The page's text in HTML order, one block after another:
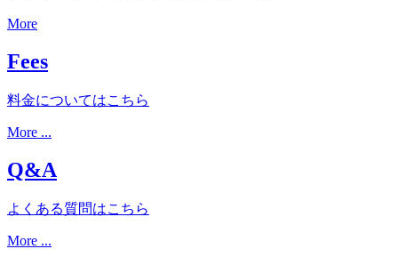
More
Fees
料金についてはこちら
More ...
Q&A
よくある質問はこちら
More ...